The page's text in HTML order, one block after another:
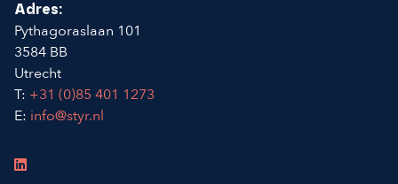
Adres:
Pythagoraslaan 101
3584 BB
Utrecht
T: +31 (0)85 401 1273
E: info@styr.nl